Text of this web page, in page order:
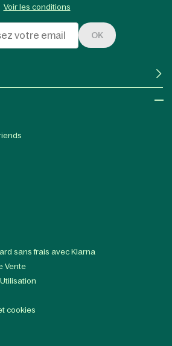
Voir les conditions
OK
sans frais avec Klarna
Vente
cookies